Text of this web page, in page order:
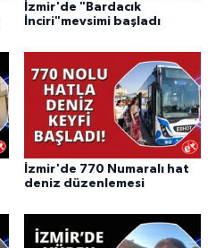
İzmir'de "Bardacık
İnciri"mevsimi başladı
İzmir'de 770 Numaralı hat
deniz düzenlemesi